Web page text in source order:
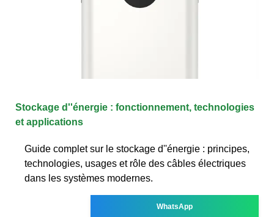
Stockage d''énergie : fonctionnement, technologies
et applications
Guide complet sur le stockage d''énergie : principes,
technologies, usages et rôle des câbles électriques
dans les systèmes modernes.
WhatsApp